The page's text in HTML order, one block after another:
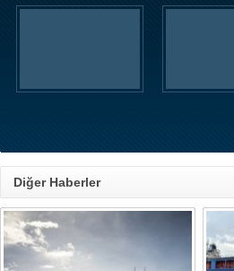
Diğer Haberler